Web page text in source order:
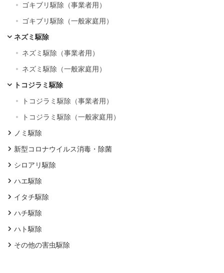
ゴキブリ駆除（事業者用）
ゴキブリ駆除（一般家庭用）
ネズミ駆除
ネズミ駆除（事業者用）
ネズミ駆除（一般家庭用）
トコジラミ駆除
トコジラミ駆除（事業者用）
トコジラミ駆除（一般家庭用）
ノミ駆除
新型コロナウイルス消毒・除菌
シロアリ駆除
ハエ駆除
イタチ駆除
ハチ駆除
ハト駆除
その他の害虫駆除